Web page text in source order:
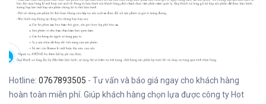
Hotline: 0767893505 - Tư vấn và báo giá ngay cho khách hàng
hoàn toàn miễn phí. Giúp khách hàng chọn lựa được công ty Hot